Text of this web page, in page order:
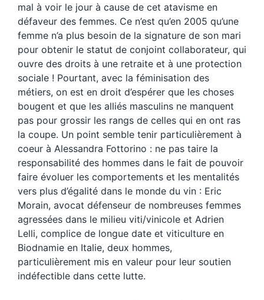
mal à voir le jour à cause de cet atavisme en
défaveur des femmes. Ce n’est qu’en 2005 qu’une
femme n’a plus besoin de la signature de son mari
pour obtenir le statut de conjoint collaborateur, qui
ouvre des droits à une retraite et à une protection
sociale ! Pourtant, avec la féminisation des
métiers, on est en droit d’espérer que les choses
bougent et que les alliés masculins ne manquent
pas pour grossir les rangs de celles qui en ont ras
la coupe. Un point semble tenir particulièrement à
coeur à Alessandra Fottorino : ne pas taire la
responsabilité des hommes dans le fait de pouvoir
faire évoluer les comportements et les mentalités
vers plus d’égalité dans le monde du vin : Eric
Morain, avocat défenseur de nombreuses femmes
agressées dans le milieu viti/vinicole et Adrien
Lelli, complice de longue date et viticulture en
Biodnamie en Italie, deux hommes,
particulièrement mis en valeur pour leur soutien
indéfectible dans cette lutte.